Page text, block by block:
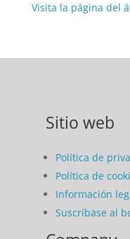
Visita la página del
Sitio web
Política de
Política de
Información
Suscríbase al